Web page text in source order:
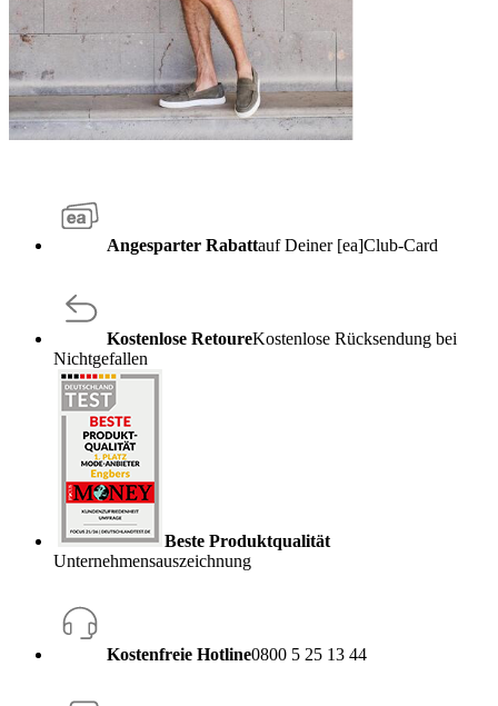
Angesparter Rabattauf Deiner [ea]Club-Card
Kostenlose RetoureKostenlose Rücksendung bei
Nichtgefallen
Beste Produktqualität
Unternehmensauszeichnung
Kostenfreie Hotline0800 5 25 13 44